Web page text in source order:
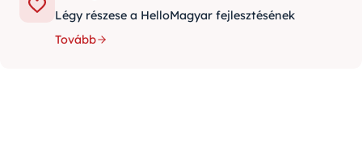
Légy részese a HelloMagyar fejlesztésének
Tovább